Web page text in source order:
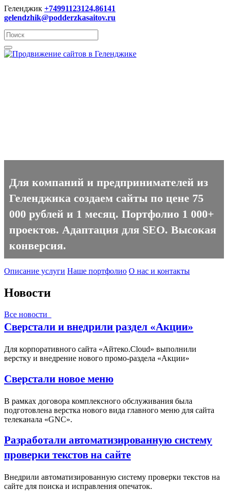
Геленджик +74991123124,86141
gelendzhik@podderzkasaitov.ru
Для компаний и предпринимателей из
Геленджика создаем сайты по цене 75
000 рублей и 1 месяц. Портфолио 1 000+
проектов. Адаптация для SEO. Высокая
конверсия.
Описание услуги Наше портфолио О нас и контакты
Новости
Все новости
Сверстали и внедрили раздел «Акции»
Для корпоративного сайта «Айтеко.Cloud» выполнили
верстку и внедрение нового промо-раздела «Акции»
Сверстали новое меню
В рамках договора комплексного обслуживания была
подготовлена верстка нового вида главного меню для сайта
телеканала «GNC».
Разработали автоматизированную систему
проверки текстов на сайте
Внедрили автоматизированную систему проверки текстов на
сайте для поиска и исправления опечаток.